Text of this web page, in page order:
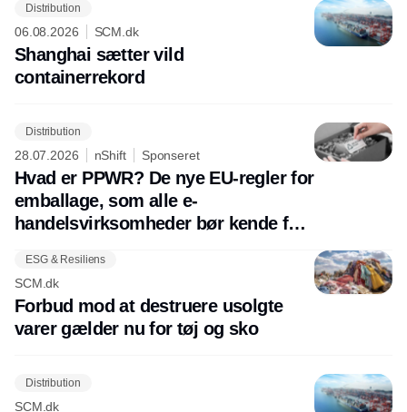
Distribution
06.08.2026 SCM.dk
Shanghai sætter vild
containerrekord
Distribution
28.07.2026 nShift Sponseret
Hvad er PPWR? De nye EU-regler for
emballage, som alle e-
handelsvirksomheder bør kende før
ESG & Resiliens
SCM.dk
Forbud mod at destruere usolgte
varer gælder nu for tøj og sko
Distribution
SCM.dk